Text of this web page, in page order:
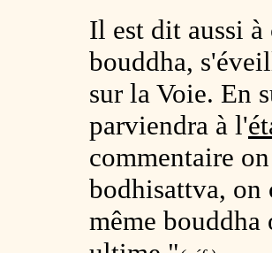
Il est dit aussi
bouddha,
sur la Voie. En
parviendra à l'
commentaire
bodhisattva, on
même